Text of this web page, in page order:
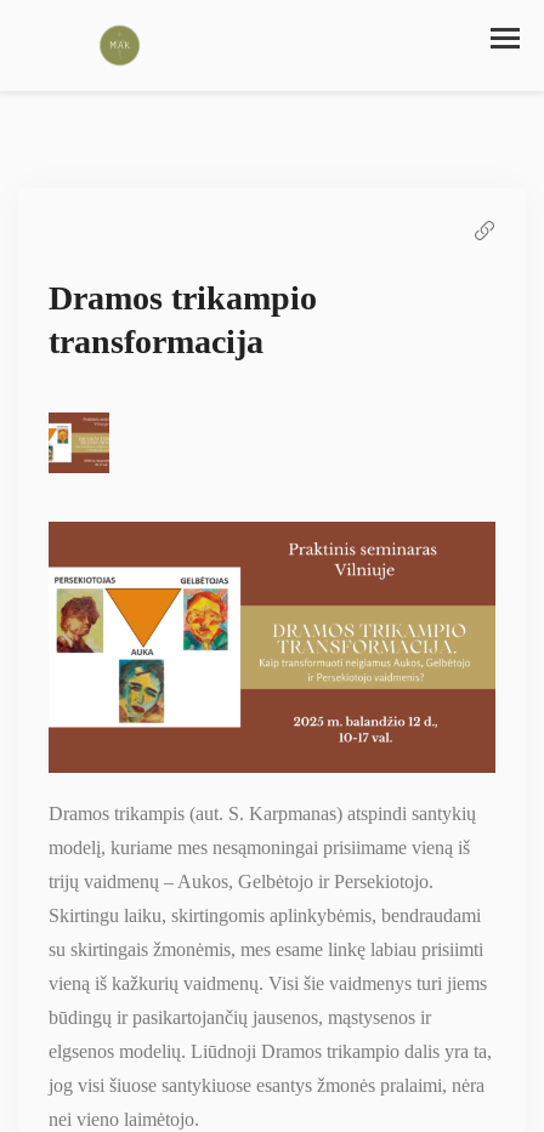
Dramos trikampio
transformacija
Dramos trikampis (aut. S. Karpmanas) atspindi santykių
modelį, kuriame mes nesąmoningai prisiimame vieną iš
trijų vaidmenų – Aukos, Gelbėtojo ir Persekiotojo.
Skirtingu laiku, skirtingomis aplinkybėmis, bendraudami
su skirtingais žmonėmis, mes esame linkę labiau prisiimti
vieną iš kažkurių vaidmenų. Visi šie vaidmenys turi jiems
būdingų ir pasikartojančių jausenos, mąstysenos ir
elgsenos modelių. Liūdnoji Dramos trikampio dalis yra ta,
jog visi šiuose santykiuose esantys žmonės pralaimi, nėra
nei vieno laimėtojo.